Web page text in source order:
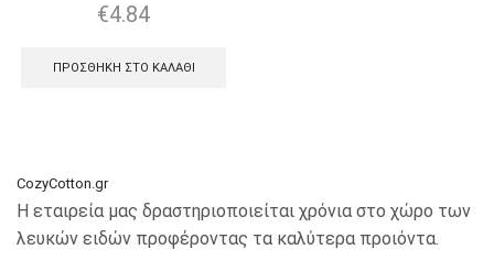
€4.84
ΠΡΟΣΘΉΚΗ ΣΤΟ ΚΑΛΆΘΙ
CozyCotton.gr
Η εταιρεία μας δραστηριοποιείται χρόνια στο χώρο των
λευκών ειδών προφέροντας τα καλύτερα προιόντα.